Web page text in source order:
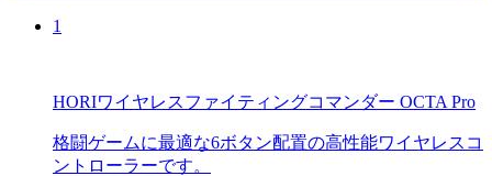
1
HORIワイヤレスファイティングコマンダー OCTA Pro
格闘ゲームに最適な6ボタン配置の高性能ワイヤレスコ
ントローラーです。